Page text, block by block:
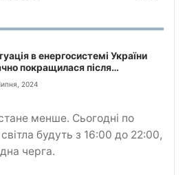
в енергосистемі України
покращилася після
двох атомних
які достроково
2024
менше. Сьогодні по
будуть з 16:00 до 22:00,
черга.